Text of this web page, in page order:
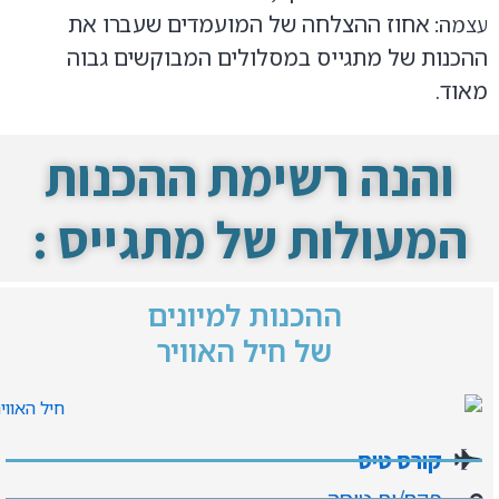
עצמה: אחוז ההצלחה של המועמדים שעברו את
ההכנות של מתגייס במסלולים המבוקשים גבוה
מאוד.
והנה רשימת ההכנות
המעולות של מתגייס :
ההכנות למיונים
של חיל האוויר
קורס טיס